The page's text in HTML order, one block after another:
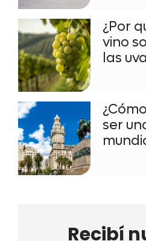
¿Por
vino
las
ser
Recibí